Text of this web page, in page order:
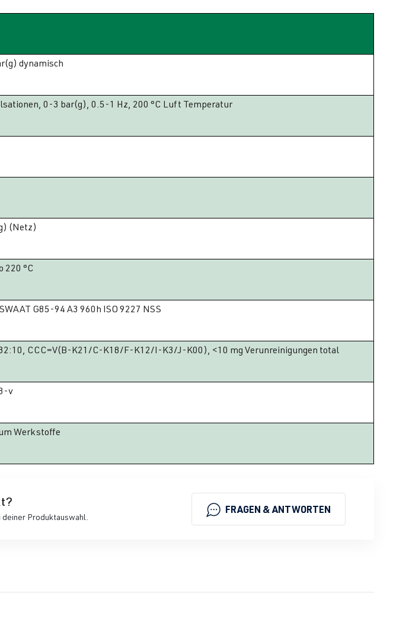
dynamisch
0-3 bar(g), 0.5-1 Hz, 200 °C Luft Temperatur
(Netz)
220 °C
G85-94 A3 960h ISO 9227 NSS
CCC=V(B-K21/C-K18/F-K12/I-K3/J-K00), <10 mg Verunreinigungen total
v
Werkstoffe
Produktauswahl.
FRAGEN & ANTWORTEN